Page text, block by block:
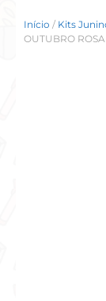
Início / Kits
OUTUBRO ROSA